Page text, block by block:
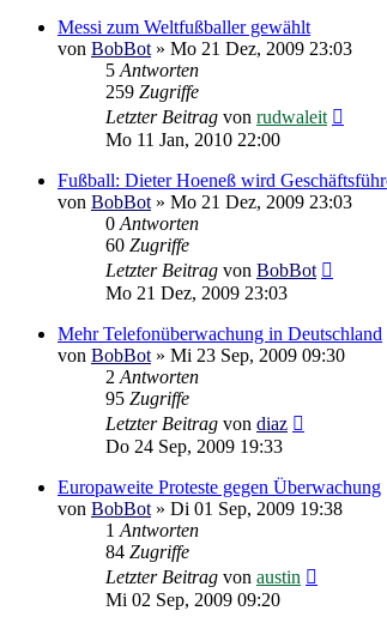
Messi zum Weltfußballer gewählt
von BobBot » Mo 21 Dez, 2009 23:03
5 Antworten
259 Zugriffe
Letzter Beitrag von rudwaleit
Mo 11 Jan, 2010 22:00
Fußball: Dieter Hoeneß wird
von BobBot » Mo 21 Dez, 2009 23:03
0 Antworten
60 Zugriffe
Letzter Beitrag von BobBot
Mo 21 Dez, 2009 23:03
Mehr Telefonüberwachung in Deutschland
von BobBot » Mi 23 Sep, 2009 09:30
2 Antworten
95 Zugriffe
Letzter Beitrag von diaz
Do 24 Sep, 2009 19:33
Europaweite Proteste gegen Überwachung
von BobBot » Di 01 Sep, 2009 19:38
1 Antworten
84 Zugriffe
Letzter Beitrag von austin
Mi 02 Sep, 2009 09:20